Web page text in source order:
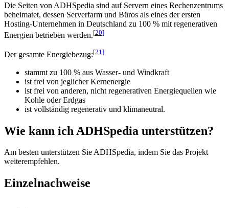
Die Seiten von ADHSpedia sind auf Servern eines Rechenzentrums
beheimatet, dessen Serverfarm und Büros als eines der ersten
Hosting-Unternehmen in Deutschland zu 100 % mit regenerativen
Energien betrieben werden.[20]
Der gesamte Energiebezug:[21]
stammt zu 100 % aus Wasser- und Windkraft
ist frei von jeglicher Kernenergie
ist frei von anderen, nicht regenerativen Energiequellen wie
Kohle oder Erdgas
ist vollständig regenerativ und klimaneutral.
Wie kann ich ADHSpedia unterstützen?
Am besten unterstützen Sie ADHSpedia, indem Sie das Projekt
weiterempfehlen.
Einzelnachweise